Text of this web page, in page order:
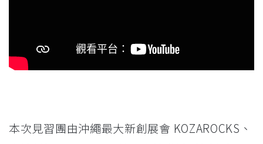
本次見習團由沖繩最大新創展會 KOZAROCKS、